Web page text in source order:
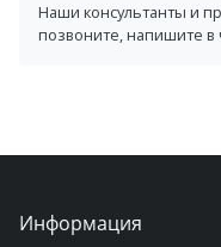
Наши консультанты и
позвоните, напишите в
Информация